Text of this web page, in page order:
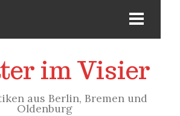
im Visier
aus Berlin, Bremen und
Oldenburg